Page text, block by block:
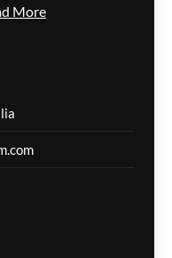
2 hours ago
നിലയിൽ
More